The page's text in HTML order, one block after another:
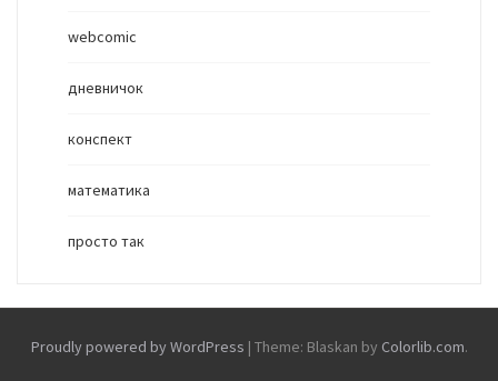
webcomic
дневничок
конспект
математика
просто так
Proudly powered by WordPress | Theme: Blaskan by Colorlib.com.